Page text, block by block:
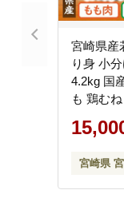
宮崎県産
り身 小
4.2kg 国
も 鶏む
げ チキ
ン カッ
パック
り寄せ
宮崎県